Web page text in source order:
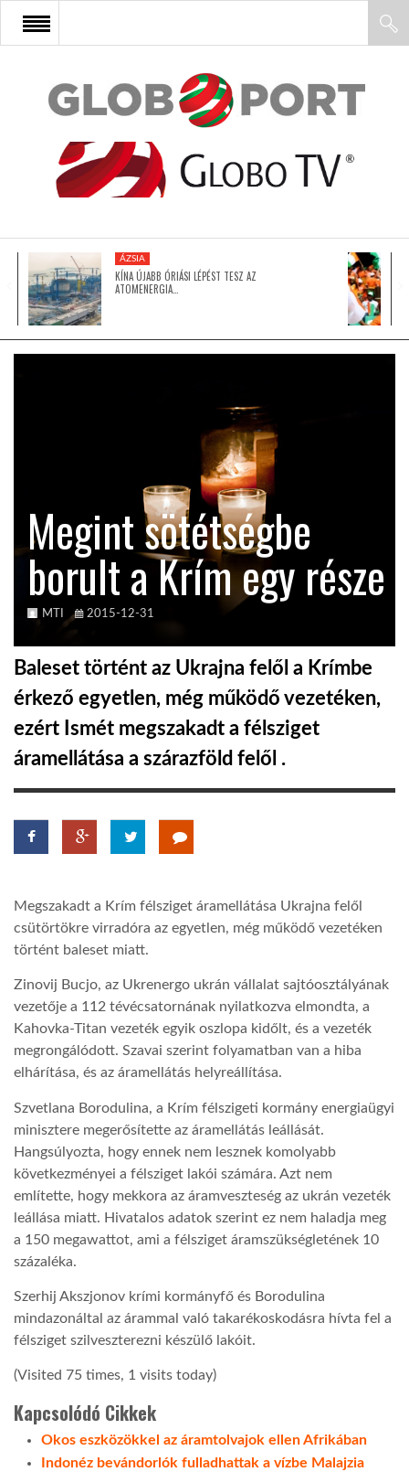
FŐOLDAL
AFRIKA
ÁZSIA
A VILÁG ITTHON
MÉDIA
TROPICALMAGAZIN
GLOBOTV
A NAP SZÉPE
GLOBOZSARU
LATIMO.HU
GLOBOBOOK
ÁZSIA
KÍNA ÚJABB ÓRIÁSI LÉPÉST TESZ AZ
ATOMENERGIA…
Megint sötétségbe
borult a Krím egy része
MTI 2015-12-31
Baleset történt az Ukrajna felől a Krímbe
érkező egyetlen, még működő vezetéken,
ezért Ismét megszakadt a félsziget
áramellátása a szárazföld felől .
Megszakadt a Krím félsziget áramellátása Ukrajna felől
csütörtökre virradóra az egyetlen, még működő vezetéken
történt baleset miatt.
Zinovij Bucjo, az Ukrenergo ukrán vállalat sajtóosztályának
vezetője a 112 tévécsatornának nyilatkozva elmondta, a
Kahovka-Titan vezeték egyik oszlopa kidőlt, és a vezeték
megrongálódott. Szavai szerint folyamatban van a hiba
elhárítása, és az áramellátás helyreállítása.
Szvetlana Borodulina, a Krím félszigeti kormány energiaügyi
minisztere megerősítette az áramellátás leállását.
Hangsúlyozta, hogy ennek nem lesznek komolyabb
következményei a félsziget lakói számára. Azt nem
említette, hogy mekkora az áramveszteség az ukrán vezeték
leállása miatt. Hivatalos adatok szerint ez nem haladja meg
a 150 megawattot, ami a félsziget áramszükségletének 10
százaléka.
Szerhij Akszjonov krími kormányfő és Borodulina
mindazonáltal az árammal való takarékoskodásra hívta fel a
félsziget szilveszterezni készülő lakóit.
(Visited 75 times, 1 visits today)
Kapcsolódó Cikkek
Okos eszközökkel az áramtolvajok ellen Afrikában
Indonéz bevándorlók fulladhattak a vízbe Malajzia